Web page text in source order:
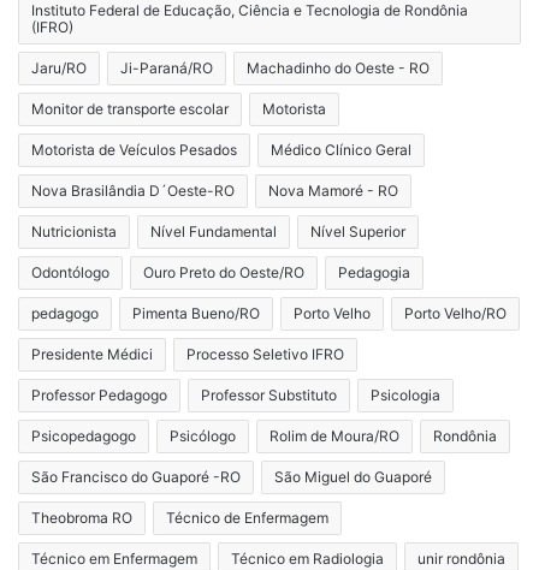
Instituto Federal de Educação, Ciência e Tecnologia de Rondônia
(IFRO)
Jaru/RO Ji-Paraná/RO Machadinho do Oeste - RO
Monitor de transporte escolar Motorista
Motorista de Veículos Pesados Médico Clínico Geral
Nova Brasilândia D´Oeste-RO Nova Mamoré - RO
Nutricionista Nível Fundamental Nível Superior
Odontólogo Ouro Preto do Oeste/RO Pedagogia
pedagogo Pimenta Bueno/RO Porto Velho Porto Velho/RO
Presidente Médici Processo Seletivo IFRO
Professor Pedagogo Professor Substituto Psicologia
Psicopedagogo Psicólogo Rolim de Moura/RO Rondônia
São Francisco do Guaporé -RO São Miguel do Guaporé
Theobroma RO Técnico de Enfermagem
Técnico em Enfermagem Técnico em Radiologia unir rondônia